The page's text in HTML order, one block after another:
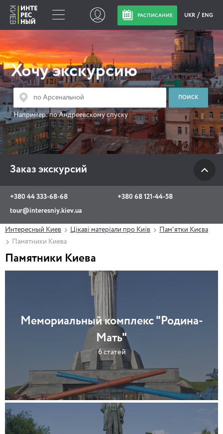
РАСПИСАНИЕ UKR ENG
Хочу экскурсию
Например:по Андреевскому спуску
Заказ экскурсий
+380 44 333-68-68
+380 68 121-44-58
tour@interesniy.kiev.ua
Заказ экскурсий
+380 44 333-68-68
+380 68 121-44-58
tour@interesniy.kiev.ua
с 10.00 до 19:30 ежедневно
Интересный Киев Цікаві матеріали про Київ
Пам'ятки Києва
Памятники Киева
Памятники Киева
Мемориальный комплекс "Родина-
Мать"
6 статей